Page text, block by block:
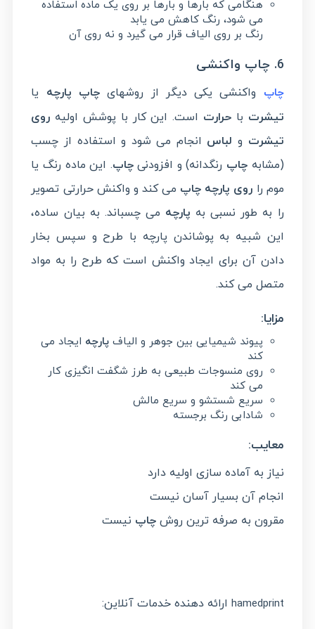
هنگامی که بارها و بارها بر روی یک ماده استفاده
می شود، رنگ کاهش می یابد
رنگ بر روی الیاف قرار می گیرد و نه روی آن
6. چاپ واکنشی
چاپ واکنشی یکی دیگر از روشهایچاپ پارچه یا
تیشرت با حرارت است. این کار با پوشش اولیه روی
تیشرت و لباس انجام می شود و استفاده از چسب
(مشابه چاپ رنگدانه) و افزودنیچاپ. این ماده رنگ یا
موم را روی پارچه چاپ می کند و واکنش حرارتی تصویر
را به طور نسبی به پارچه می چسباند. به بیان ساده،
این شبیه به پوشاندن پارچه با طرح و سپس بخار
دادن آن برای ایجاد واکنش است که طرح را به مواد
متصل می کند.
مزایا:
پیوند شیمیایی بین جوهر و الیافپارچه ایجاد می
کند
روی منسوجات طبیعی به طرز شگفت انگیزی کار
می کند
سریع شستشو و سریع مالش
شادابی رنگ برجسته
معایب:
نیاز به آماده سازی اولیه دارد
انجام آن بسیار آسان نیست
مقرون به صرفه ترین روشچاپ نیست
hamedprint ارائه دهنده خدمات آنلاین: